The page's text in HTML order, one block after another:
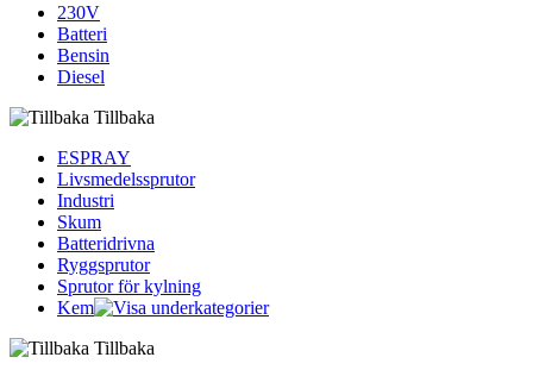
230V
Batteri
Bensin
Diesel
Tillbaka
ESPRAY
Livsmedelssprutor
Industri
Skum
Batteridrivna
Ryggsprutor
Sprutor för kylning
Kem
Tillbaka